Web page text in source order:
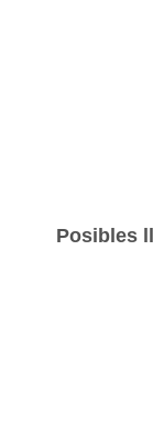
Posibles